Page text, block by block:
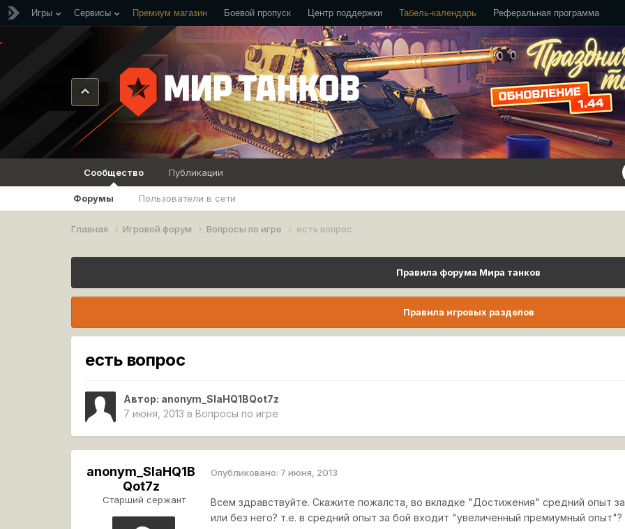
Игры Сервисы Премиум магазин Боевой пропуск Центр поддержки Табель-календарь Реферальная программа
Сообщество
Форумы Пользователи в сети
Публикации
Главная Игровой форум Вопросы по игре есть вопрос
Правила форума Мира танков
Правила игровых разделов
есть вопрос
Автор: anonym_SIaHQ1BQot7z
7 июня, 2013 в Вопросы по игре
anonym_SIaHQ1B
Qot7z
Старший сержант
Опубликовано: 7 июня, 2013
Всем здравствуйте. Скажите пожалста, во вкладке "Достижения" средний опыт
или без него? т.е. в средний опыт за бой входит "увеличенный премиумный опыт"?